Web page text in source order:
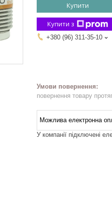
Купити
Купити з
+380 (96) 311-35-10
повернення товару
У компанії підключені